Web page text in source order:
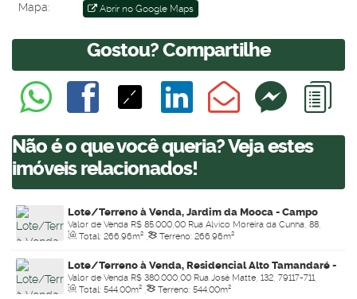
Mapa: Abrir no Google Maps
Gostou? Compartilhe
Não é o que você queria? Veja estes
imóveis relacionados!
Lote/Terreno à Venda, Jardim da Mooca - Campo
Grande
R$ 85.000,00
Valor de Venda
Rua Alvico Moreira da Cunha, 88,
terreno, 79117-742, Jardim da Mooca, Campo Grande, Mato Grosso
do Sul, Brasil
Total: 266.96m² Terreno: 266.96m²
Lote/Terreno à Venda, Residencial Alto Tamandaré -
Campo Grande
R$ 380.000,00
Valor de Venda
Rua José Matte, 132, 79117-711,
Residencial Alto Tamandaré, Campo Grande, Mato Grosso do Sul,
Total: 544.00m² Terreno: 544.00m²